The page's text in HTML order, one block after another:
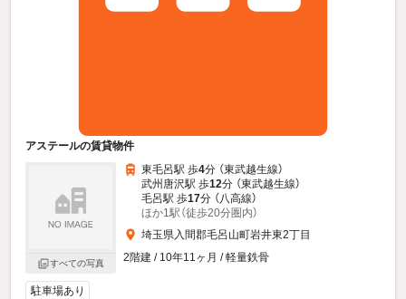
アステールの賃貸物件
すべての写真
東毛呂駅 歩4分 （東武越生線）
武州唐沢駅 歩12分 （東武越生線）
毛呂駅 歩17分 （八高線）
ほか1駅（徒歩20分圏内）
埼玉県入間郡毛呂山町岩井東2丁目
2階建 / 10年11ヶ月 / 軽量鉄骨
駐車場あり